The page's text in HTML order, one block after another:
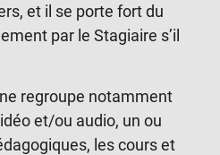
et il se porte fort du
par le Stagiaire s’il
regroupe notamment
et/ou audio, un ou
les cours et